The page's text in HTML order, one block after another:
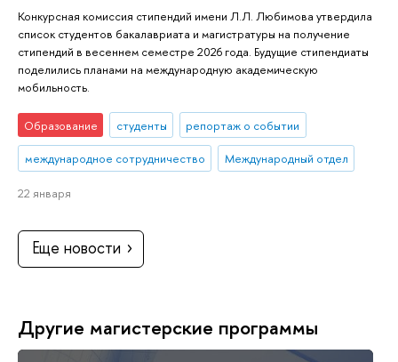
Конкурсная комиссия стипендий имени Л.Л. Любимова утвердила
список студентов бакалавриата и магистратуры на получение
стипендий в весеннем семестре 2026 года. Будущие стипендиаты
поделились планами на международную академическую
мобильность.
Образование студенты репортаж о событии
международное сотрудничество Международный отдел
22 января
Еще новости
Другие магистерские программы